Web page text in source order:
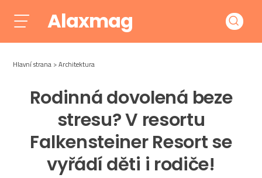
Alaxmag
Hlavní strana Architektura
Rodinná dovolená beze
stresu? V resortu
Falkensteiner Resort se
vyřádí děti i rodiče!